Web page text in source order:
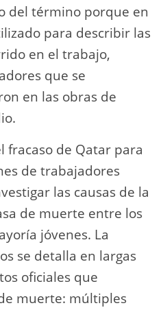
del término porque en
para describir las
en el trabajo,
que se
en las obras de
fracaso de Qatar para
de trabajadores
las causas de la
de muerte entre los
jóvenes. La
se detalla en largas
oficiales que
muerte: múltiples